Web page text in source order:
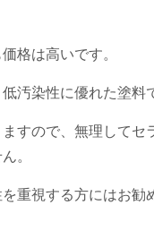
格は高いです。
汚染性に優れた塗料
すので、無理してセ
。
重視する方にはお勧